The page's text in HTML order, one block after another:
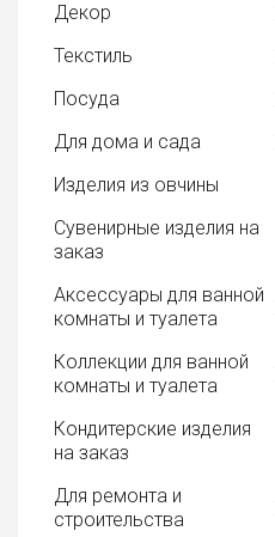
Декор
Текстиль
Посуда
Для дома и сада
Изделия из овчины
Сувенирные изделия на
заказ
Аксессуары для ванной
комнаты и туалета
Коллекции для ванной
комнаты и туалета
Кондитерские изделия
на заказ
Для ремонта и
строительства